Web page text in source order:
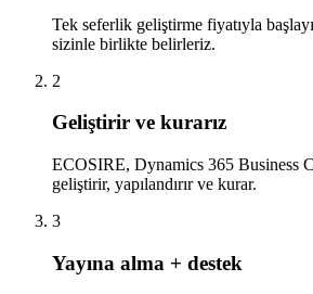
Tek seferlik geliştirme fiyatıyla
sizinle birlikte belirleriz.
2
Geliştirir ve kurarız
ECOSIRE, Dynamics 365 Business
geliştirir, yapılandırır ve kurar.
3
Yayına alma + destek